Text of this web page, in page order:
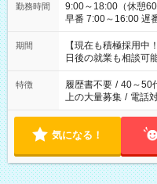
勤務時間
9:00～18:00（休憩60分） ■ご希望があれば下記シ
早番 7:00～16:00 遅番 10:00～
い」 「余裕を持って
たくない」 など、ご希望
の方へ 今ご覧のお仕
の勤務時間。 合計で
期間
【現在も積極採用
日後の就業も相談可
特徴 履歴書不要 / 40～50
上の大量募集 / 電話
気になる！